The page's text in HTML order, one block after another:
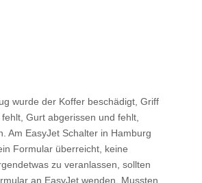
wurde der Koffer beschädigt, Griff
Gurt abgerissen und fehlt,
Am EasyJet Schalter in Hamburg
Formular überreicht, keine
zu veranlassen, sollten
an EasyJet wenden. Mussten